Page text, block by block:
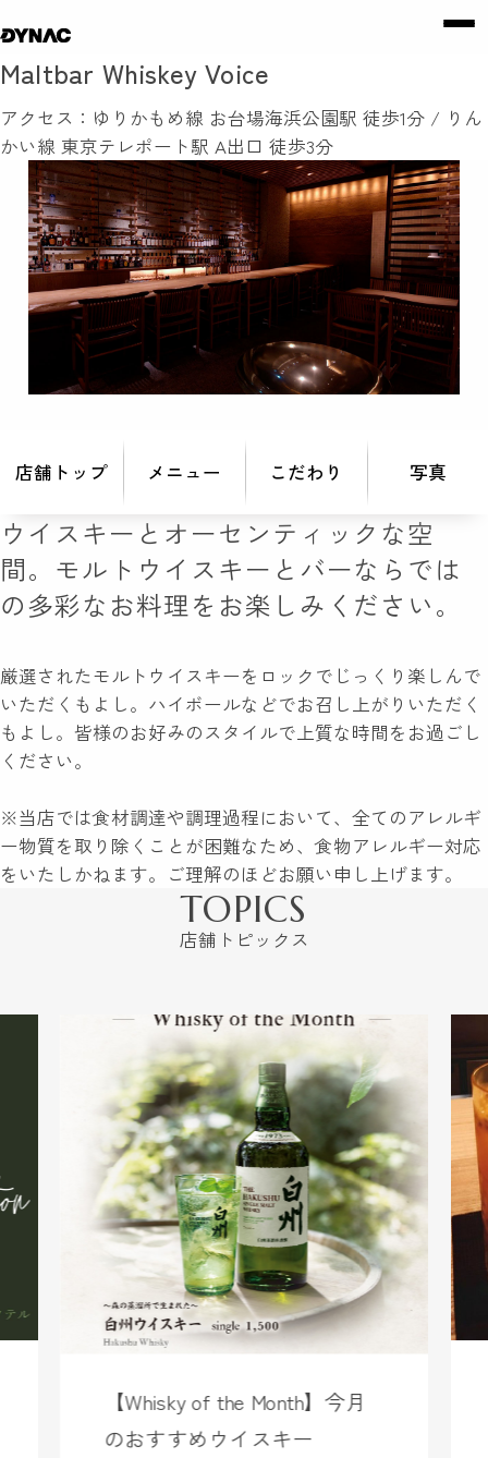
Maltbar Whiskey Voice
アクセス：ゆりかもめ線 お台場海浜公園駅 徒歩1分 / りん
かい線 東京テレポート駅 A出口 徒歩3分
店舗トップ メニュー こだわり 写真
ウイスキーとオーセンティックな空
間。モルトウイスキーとバーならでは
の多彩なお料理をお楽しみください。
厳選されたモルトウイスキーをロックでじっくり楽しんで
いただくもよし。ハイボールなどでお召し上がりいただく
もよし。皆様のお好みのスタイルで上質な時間をお過ごし
ください。
※当店では食材調達や調理過程において、全てのアレルギ
ー物質を取り除くことが困難なため、食物アレルギー対応
をいたしかねます。ご理解のほどお願い申し上げます。
TOPICS
店舗トピックス
【Whisky of the Month】今月
のおすすめウイスキー